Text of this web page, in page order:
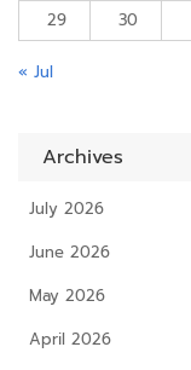
29
30
« Jul
Archives
July 2026
June 2026
May 2026
April 2026